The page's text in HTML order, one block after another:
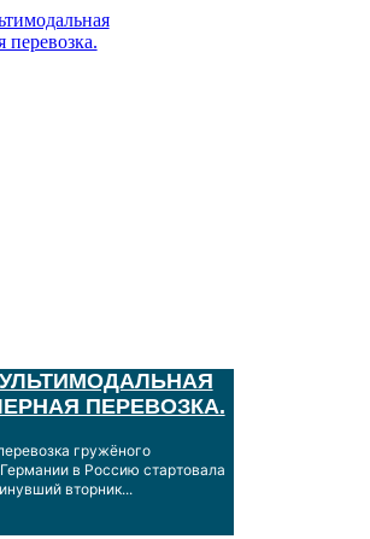
ПЕРЕВОЗКА.
гружёного
в Россию стартовала
вторник...